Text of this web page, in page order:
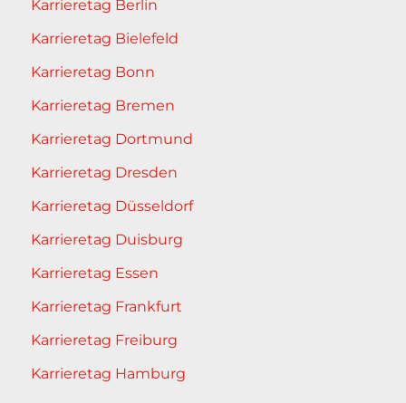
Karrieretag Berlin
Karrieretag Bielefeld
Karrieretag Bonn
Karrieretag Bremen
Karrieretag Dortmund
Karrieretag Dresden
Karrieretag Düsseldorf
Karrieretag Duisburg
Karrieretag Essen
Karrieretag Frankfurt
Karrieretag Freiburg
Karrieretag Hamburg